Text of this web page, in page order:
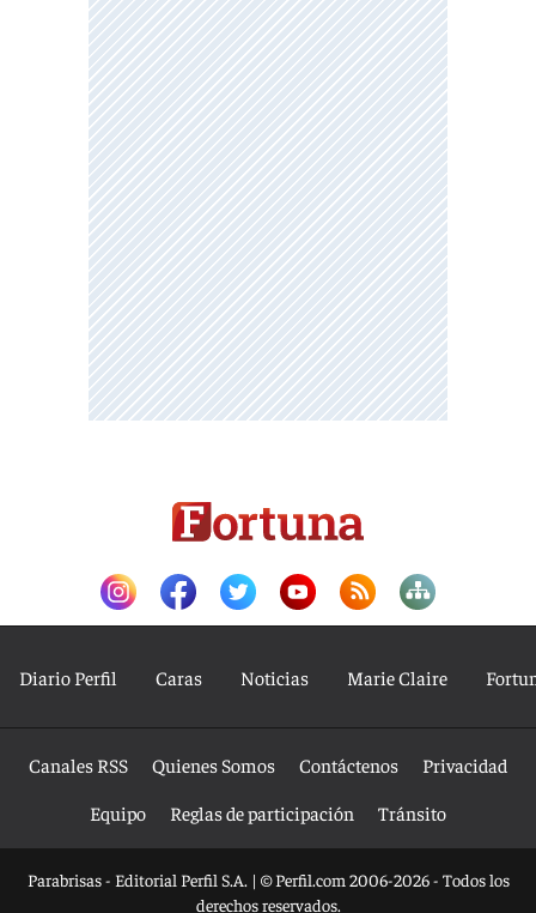
Diario Perfil Caras Noticias Marie Claire
Canales RSS Quienes Somos Contáctenos
Privacidad
Equipo
Reglas de participación Tránsito
Parabrisas - Editorial Perfil S.A. | © Perfil.com 2006-2026 - Todos los
derechos reservados.